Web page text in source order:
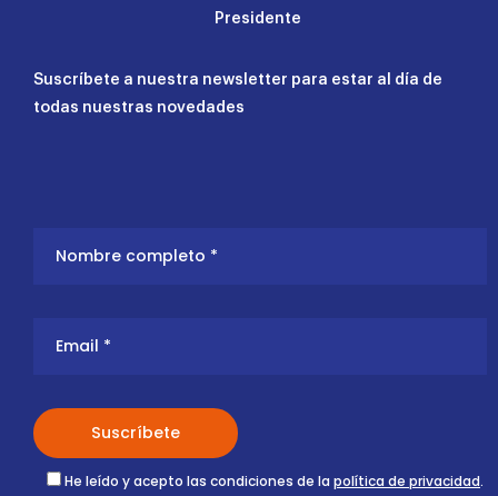
Presidente
Suscríbete a nuestra newsletter para estar al día de
todas nuestras novedades
He leído y acepto las condiciones de la política de privacidad.